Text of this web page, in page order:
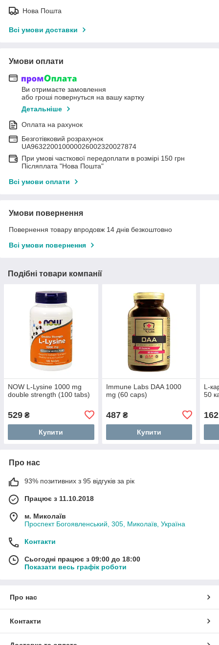
Нова Пошта
Всі умови доставки
Умови оплати
Ви отримаєте замовлення
або гроші повернуться на вашу картку
Детальніше
Оплата на рахунок
Безготівковий розрахунок
UA963220010000026002320027874
При умові часткової передоплати в розмірі 150 грн
Післяплата "Нова Пошта"
Всі умови оплати
Умови повернення
Повернення товару впродовж 14 днів безкоштовно
Всі умови повернення
Подібні товари компанії
NOW L-Lysine 1000 mg
double strength (100 tabs)
529 ₴
Купити
Immune Labs DAA 1000
mg (60 caps)
487₴
Купити
L-
50
162
Про нас
93% позитивних з 95 відгуків за рік
Працює з 11.10.2018
м. Миколаїв
Проспект Богоявленський, 305, Миколаїв, Україна
Контакти
Сьогодні працює з 09:00 до 18:00
Показати весь графік роботи
Про нас
Контакти